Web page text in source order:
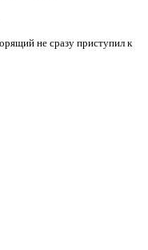
не сразу приступил к